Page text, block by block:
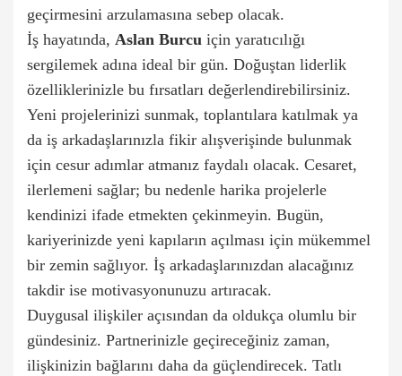
geçirmesini arzulamasına sebep olacak.
İş hayatında, Aslan Burcu için yaratıcılığı
sergilemek adına ideal bir gün. Doğuştan liderlik
özelliklerinizle bu fırsatları değerlendirebilirsiniz.
Yeni projelerinizi sunmak, toplantılara katılmak ya
da iş arkadaşlarınızla fikir alışverişinde bulunmak
için cesur adımlar atmanız faydalı olacak. Cesaret,
ilerlemeni sağlar; bu nedenle harika projelerle
kendinizi ifade etmekten çekinmeyin. Bugün,
kariyerinizde yeni kapıların açılması için mükemmel
bir zemin sağlıyor. İş arkadaşlarınızdan alacağınız
takdir ise motivasyonunuzu artıracak.
Duygusal ilişkiler açısından da oldukça olumlu bir
gündesiniz. Partnerinizle geçireceğiniz zaman,
ilişkinizin bağlarını daha da güçlendirecek. Tatlı